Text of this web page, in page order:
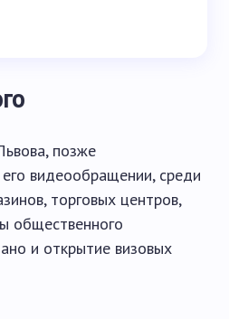
позже
видеообращении, среди
торговых центров,
общественного
и открытие визовых